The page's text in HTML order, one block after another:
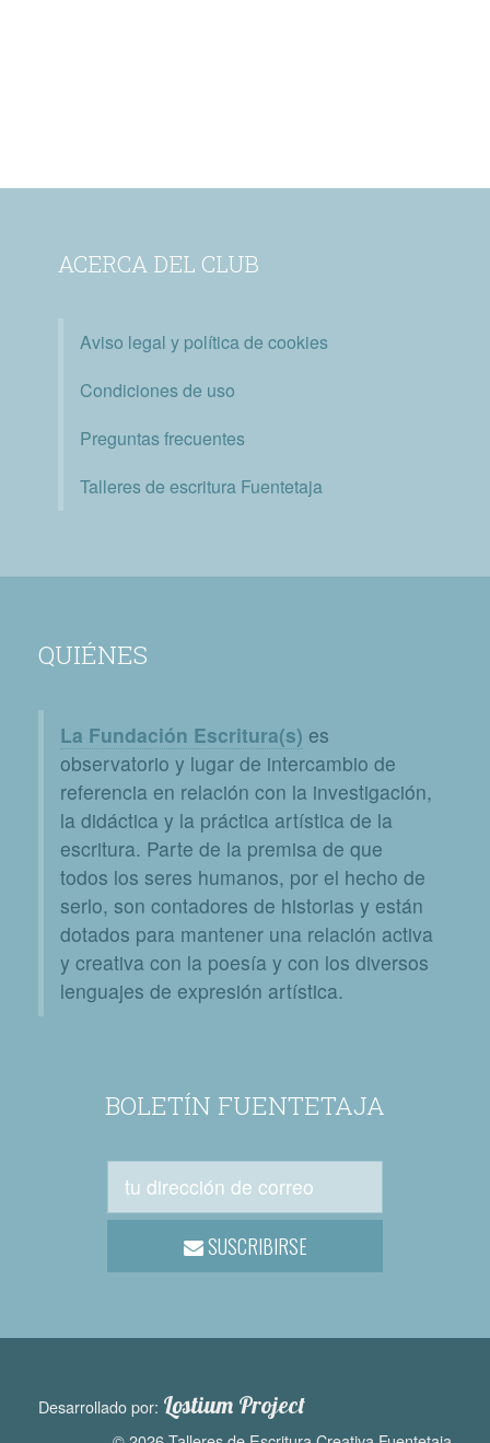
ACERCA DEL CLUB
Aviso legal y política de cookies
Condiciones de uso
Preguntas frecuentes
Talleres de escritura Fuentetaja
QUIÉNES
La Fundación Escritura(s) es
observatorio y lugar de intercambio de
referencia en relación con la investigación,
la didáctica y la práctica artística de la
escritura. Parte de la premisa de que
todos los seres humanos, por el hecho de
serlo, son contadores de historias y están
dotados para mantener una relación activa
y creativa con la poesía y con los diversos
lenguajes de expresión artística.
BOLETÍN FUENTETAJA
SUSCRIBIRSE
Desarrollado por: Lostium Project